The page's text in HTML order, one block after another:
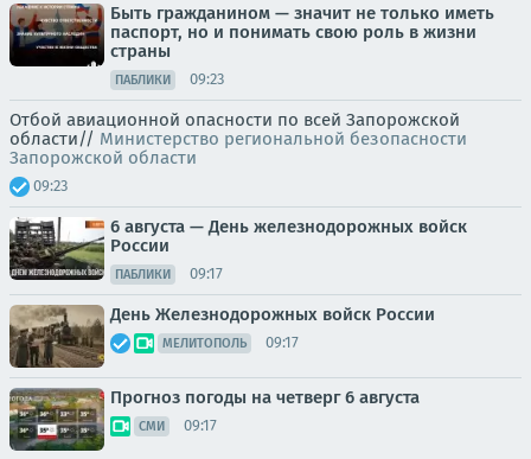
Быть гражданином — значит не только иметь
паспорт, но и понимать свою роль в жизни
страны
ПАБЛИКИ 09:23
Отбой авиационной опасности по всей Запорожской
области// Министерство региональной безопасности
Запорожской области
09:23
6 августа — День железнодорожных войск
России
ПАБЛИКИ 09:17
День Железнодорожных войск России
МЕЛИТОПОЛЬ 09:17
Прогноз погоды на четверг 6 августа
СМИ 09:17